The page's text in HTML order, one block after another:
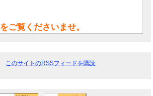
をご覧くださいませ。
このサイトのRSSフィードを購読